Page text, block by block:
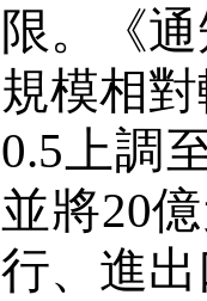
限。《
規模相
0.5 上調
並將20
行、進